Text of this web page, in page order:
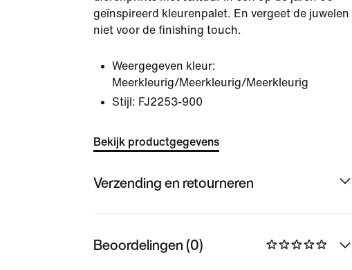
geïnspireerd kleurenpalet. En vergeet de juwelen
niet voor de finishing touch.
Weergegeven kleur:
Meerkleurig/Meerkleurig/Meerkleurig
Stijl: FJ2253-900
Bekijk productgegevens
Verzending en retourneren
Beoordelingen (0)